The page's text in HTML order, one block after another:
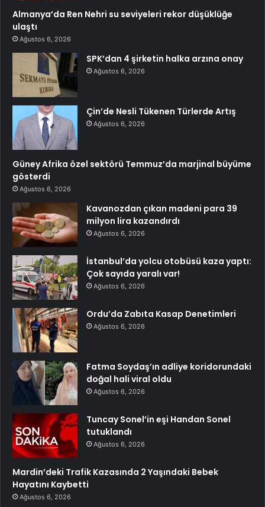
Almanya’da Ren Nehri su seviyeleri rekor düşüklüğe
ulaştı
Ağustos 6, 2026
SPK’dan 4 şirketin halka arzına onay
Ağustos 6, 2026
Çin’de Nesli Tükenen Türlerde Artış
Ağustos 6, 2026
Güney Afrika özel sektörü Temmuz’da marjinal büyüme
gösterdi
Ağustos 6, 2026
Kavanozdan çıkan madeni para 39
milyon lira kazandırdı
Ağustos 6, 2026
İstanbul’da yolcu otobüsü kaza yaptı:
Çok sayıda yaralı var!
Ağustos 6, 2026
Ordu’da Zabıta Kasap Denetimleri
Ağustos 6, 2026
Fatma Soydaş’ın adliye koridorundaki
doğal hali viral oldu
Ağustos 6, 2026
Tuncay Sonel’in eşi Handan Sonel
tutuklandı
Ağustos 6, 2026
Mardin’deki Trafik Kazasında 2 Yaşındaki Bebek
Hayatını Kaybetti
Ağustos 6, 2026